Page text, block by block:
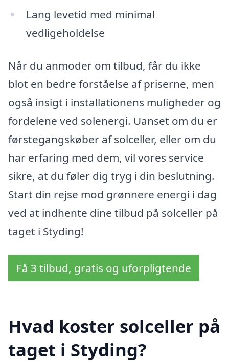
Lang levetid med minimal
vedligeholdelse
Når du anmoder om tilbud, får du ikke
blot en bedre forståelse af priserne, men
også insigt i installationens muligheder og
fordelene ved solenergi. Uanset om du er
førstegangskøber af solceller, eller om du
har erfaring med dem, vil vores service
sikre, at du føler dig tryg i din beslutning.
Start din rejse mod grønnere energi i dag
ved at indhente dine tilbud på solceller på
taget i Styding!
Få 3 tilbud, gratis og uforpligtende
Hvad koster solceller på
taget i Styding?